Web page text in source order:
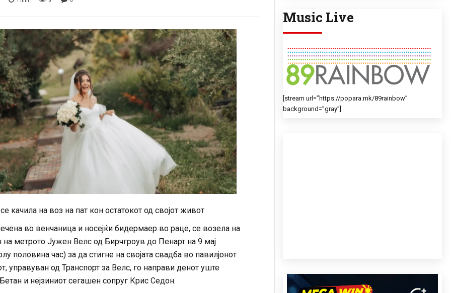
качила на воз на пат кон остатокот од својот живот
во венчаница и носејќи бидермаер во раце, се возела на
на метрото Јужен Велс од Бирчгроув до Пенарт на 9 мај
половина час) за да стигне на својата свадба во павилјонот
управуван од Транспорт за Велс, го направи денот уште
и нејзиниот сегашен сопруг Крис Седон.
Music Live
[stream url=”https://popara.mk/89rainbow”
background=”gray”]